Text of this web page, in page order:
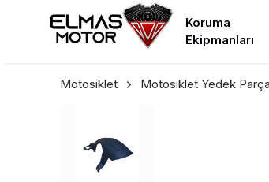
Koruma
Ekipmanları
Motosiklet Motosiklet Yedek Parça